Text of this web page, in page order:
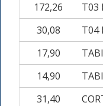
172,26
T03
30,08
T04
17,90
14,90
31,40